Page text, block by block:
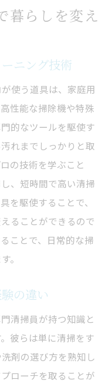
させるコツ
で得られる3つの
る方法
理的効果
心感
い空間を手に入れ
グ計画の立て方
ニングポイント
掃のヒント
な住環境
クス効果のある清
暮らしを変え
ニング技術
使う道具は、家庭用
性能な掃除機や特殊
的なツールを駆使す
れまでしっかりと取
の技術を学ぶこと
、短時間で高い清掃
を駆使することで、
ることができるので
ことで、日常的な掃
。
の違い
清掃員が持つ知識と
彼らは単に清掃をす
剤の選び方を熟知し
ローチを取ることが